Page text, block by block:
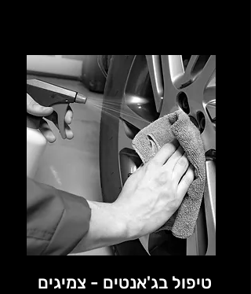
טיפול בג'אנטים - צמיגים